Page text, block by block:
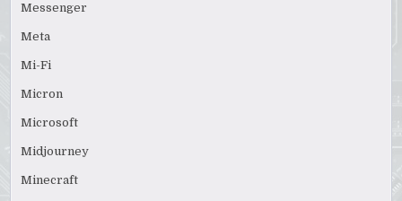
Messenger
Meta
Mi-Fi
Micron
Microsoft
Midjourney
Minecraft